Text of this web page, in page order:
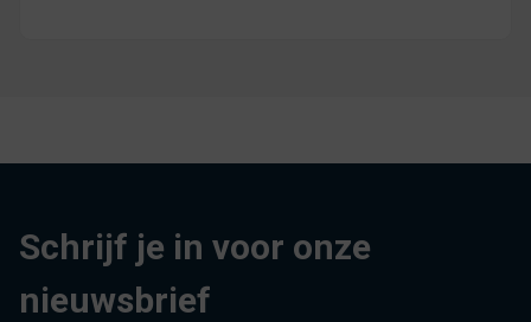
Schrijf je in voor onze
nieuwsbrief